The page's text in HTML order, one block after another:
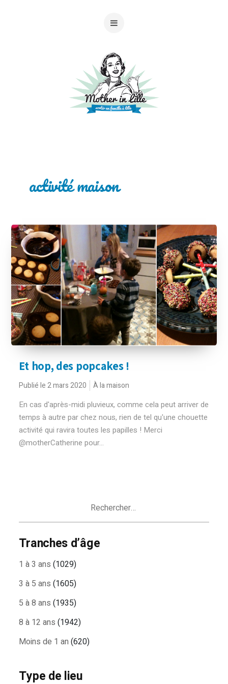
activité maison
Et hop, des popcakes !
Publié le 2 mars 2020 À la maison
En cas d'après-midi pluvieux, comme cela peut arriver de
temps à autre par chez nous, rien de tel qu'une chouette
activité qui ravira toutes les papilles ! Merci
@motherCatherine pour...
Tranches d’âge
1 à 3 ans (1029)
3 à 5 ans (1605)
5 à 8 ans (1935)
8 à 12 ans (1942)
Moins de 1 an (620)
Type de lieu